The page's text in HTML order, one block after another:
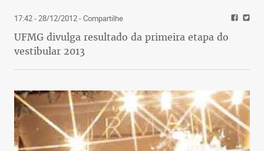
17:42 - 28/12/2012- Compartilhe
UFMG divulga resultado da primeira etapa do
vestibular 2013